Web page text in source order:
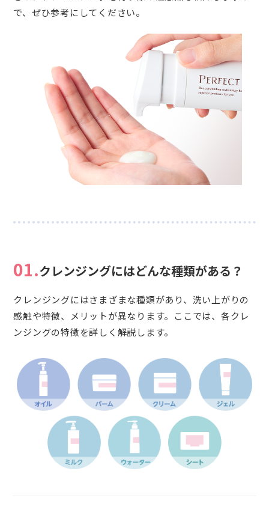
で、ぜひ参考にしてください。
01.クレンジングにはどんな種類がある？
クレンジングにはさまざまな種類があり、洗い上がりの
感触や特徴、メリットが異なります。ここでは、各クレ
ンジングの特徴を詳しく解説します。